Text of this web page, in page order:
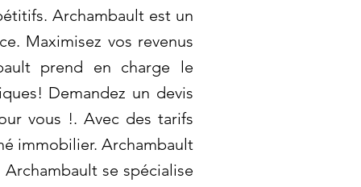
Archambault est un
Maximisez vos revenus
prend en charge le
Demandez un devis
vous !. Avec des tarifs
immobilier. Archambault
se spécialise